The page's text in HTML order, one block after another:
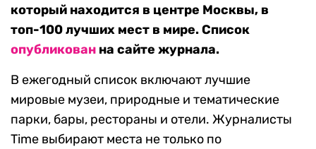
который находится в центре Москвы, в
топ-100 лучших мест в мире. Список
опубликован на сайте журнала.
В ежегодный список включают лучшие
мировые музеи, природные и тематические
парки, бары, рестораны и отели. Журналисты
Time выбирают места не только по